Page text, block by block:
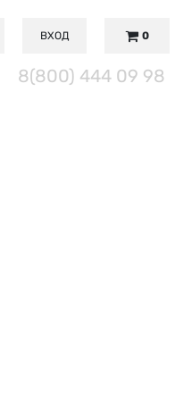
ВХОД 0
8(800) 444 09 98